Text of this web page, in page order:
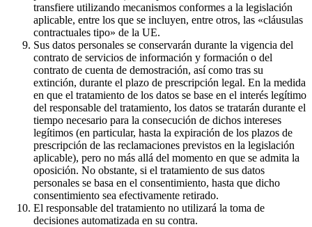
transfiere utilizando mecanismos conformes a la legislación
aplicable, entre los que se incluyen, entre otros, las «cláusulas
contractuales tipo» de la UE.
Sus datos personales se conservarán durante la vigencia del
contrato de servicios de información y formación o del
contrato de cuenta de demostración, así como tras su
extinción, durante el plazo de prescripción legal. En la medida
en que el tratamiento de los datos se base en el interés legítimo
del responsable del tratamiento, los datos se tratarán durante el
tiempo necesario para la consecución de dichos intereses
legítimos (en particular, hasta la expiración de los plazos de
prescripción de las reclamaciones previstos en la legislación
aplicable), pero no más allá del momento en que se admita la
oposición. No obstante, si el tratamiento de sus datos
personales se basa en el consentimiento, hasta que dicho
consentimiento sea efectivamente retirado.
El responsable del tratamiento no utilizará la toma de
decisiones automatizada en su contra.